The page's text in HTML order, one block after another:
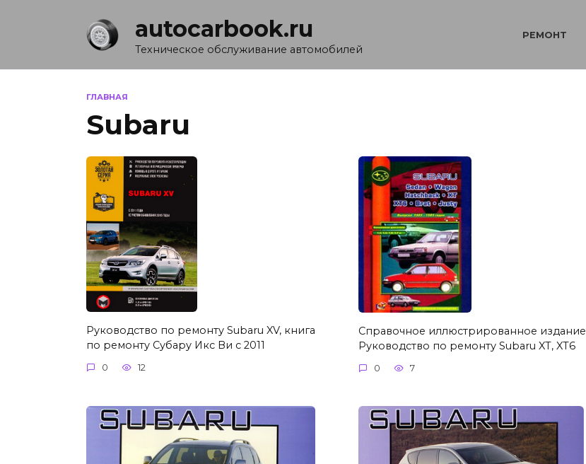
autocarbook.ru
Техническое обслуживание автомобилей
РЕМОНТ
ГЛАВНАЯ
Subaru
Руководство по ремонту Subaru XV, книга
по ремонту Субару Икс Ви с 2011
0 12
Справочное иллюстрированное издание
Руководство по ремонту Subaru XT, XT6
0 7